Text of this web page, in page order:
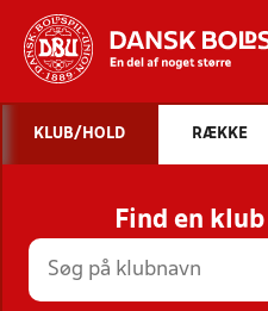
STILLINGER,
KLUB/HOLD RÆKKE
Find en